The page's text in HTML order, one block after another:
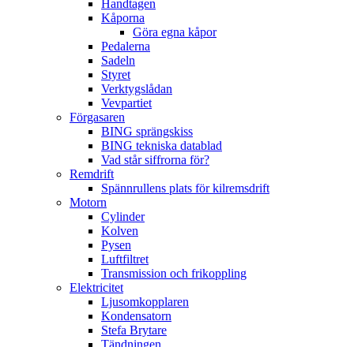
Handtagen
Kåporna
Göra egna kåpor
Pedalerna
Sadeln
Styret
Verktygslådan
Vevpartiet
Förgasaren
BING sprängskiss
BING tekniska datablad
Vad står siffrorna för?
Remdrift
Spännrullens plats för kilremsdrift
Motorn
Cylinder
Kolven
Pysen
Luftfiltret
Transmission och frikoppling
Elektricitet
Ljusomkopplaren
Kondensatorn
Stefa Brytare
Tändningen